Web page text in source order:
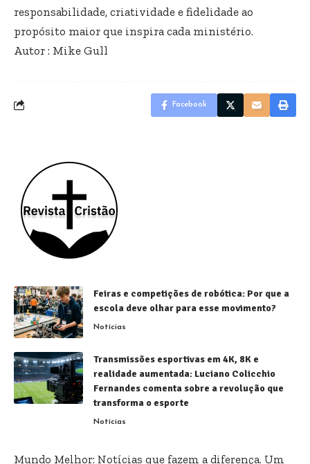
responsabilidade, criatividade e fidelidade ao
propósito maior que inspira cada ministério.
Autor : Mike Gull
Facebook
Feiras e competições de robótica: Por que a
escola deve olhar para esse movimento?
Notícias
Transmissões esportivas em 4K, 8K e
realidade aumentada: Luciano Colicchio
Fernandes comenta sobre a revolução que
transforma o esporte
Notícias
Mundo Melhor: Notícias que fazem a diferença. Um